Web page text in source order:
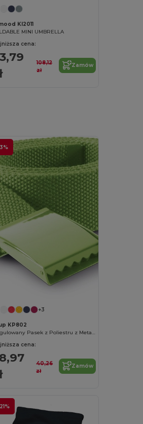
KI2011
MINI UMBRELLA
cena:
108,12
zł
Zamów
+3
KP802
Regulowany Pasek z Poliestru z Metalową Klamrą
cena:
40,26
zł
Zamów